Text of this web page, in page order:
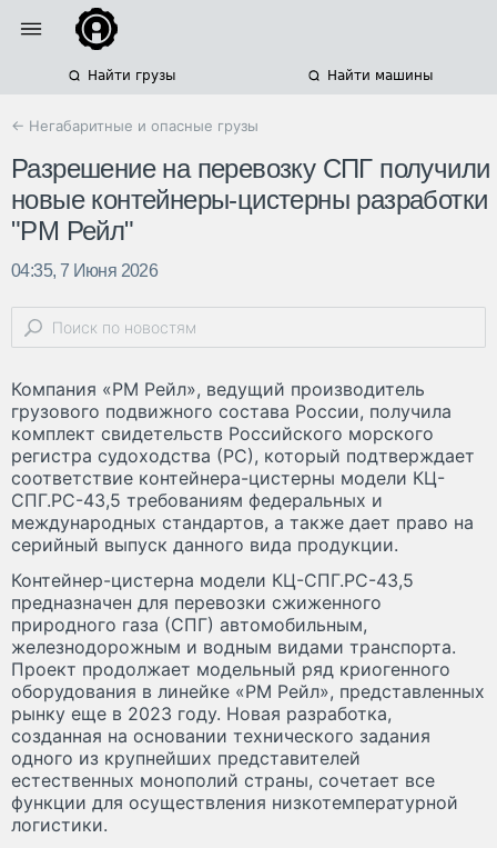
Найти грузы Найти машины
← Негабаритные и опасные грузы
Разрешение на перевозку СПГ получили
новые контейнеры-цистерны разработки
"РМ Рейл"
04:35, 7 Июня 2026
Компания «РМ Рейл», ведущий производитель
грузового подвижного состава России, получила
комплект свидетельств Российского морского
регистра судоходства (РС), который подтверждает
соответствие контейнера-цистерны модели КЦ-
СПГ.РС-43,5 требованиям федеральных и
международных стандартов, а также дает право на
серийный выпуск данного вида продукции.
Контейнер-цистерна модели КЦ-СПГ.РС-43,5
предназначен для перевозки сжиженного
природного газа (СПГ) автомобильным,
железнодорожным и водным видами транспорта.
Проект продолжает модельный ряд криогенного
оборудования в линейке «РМ Рейл», представленных
рынку еще в 2023 году. Новая разработка,
созданная на основании технического задания
одного из крупнейших представителей
естественных монополий страны, сочетает все
функции для осуществления низкотемпературной
логистики.